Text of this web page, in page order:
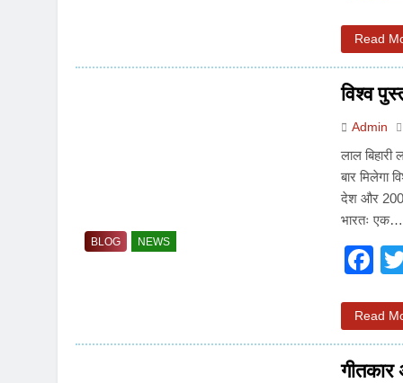
Read
BLOG NEWS
विश्व
Admin
लाल
बार मिलेगा
देश और
भारतः एक…
Read
गीतकार